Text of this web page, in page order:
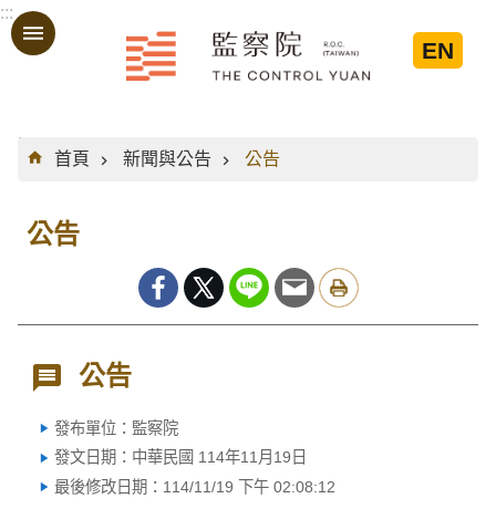
跳到主要內容區塊
:::
EN
:::
首頁
新聞與公告 公告
公告
公告
發布單位：監察院
發文日期：中華民國 114年11月19日
最後修改日期：114/11/19 下午 02:08:12